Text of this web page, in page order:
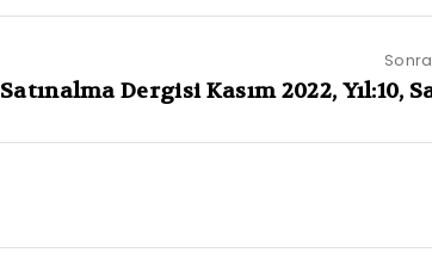
Satınalma Dergisi Kasım 2022, Yıl:10,